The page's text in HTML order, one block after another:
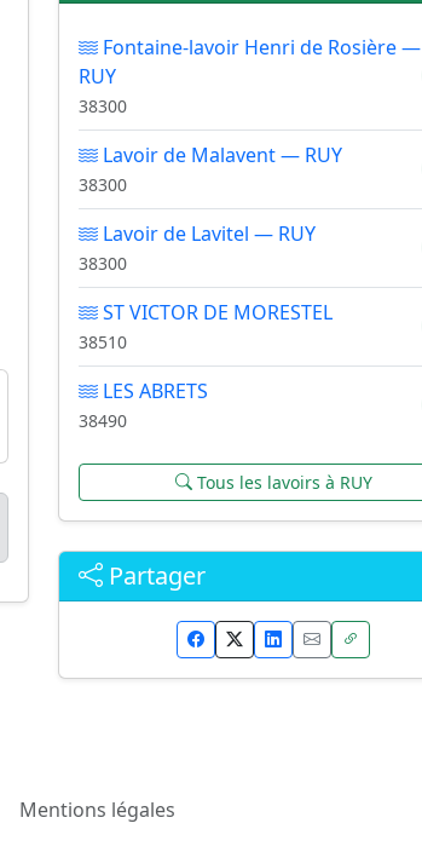
Fontaine-lavoir Henri de Rosière —
RUY
38300
Lavoir de Malavent — RUY
38300
Lavoir de Lavitel — RUY
38300
ST VICTOR DE MORESTEL
38510
LES ABRETS
38490
Tous les lavoirs à RUY
Partager
Mentions légales